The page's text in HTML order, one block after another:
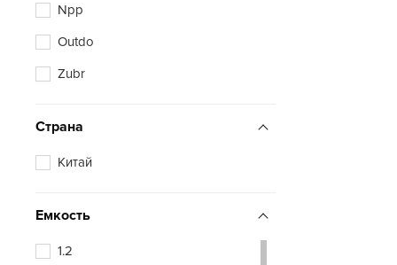
Npp
Outdo
Zubr
Страна
Китай
Емкость
1.2